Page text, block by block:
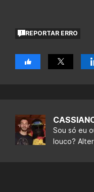
REPORTAR ERRO
Sou só eu
louco?